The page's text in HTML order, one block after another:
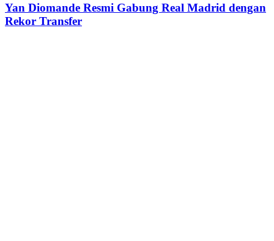
Yan Diomande Resmi Gabung Real Madrid dengan
Rekor Transfer